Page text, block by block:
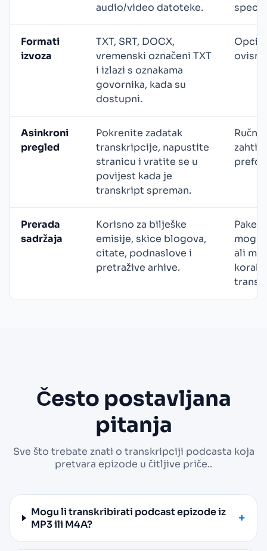
audio/video datoteke.
Formati
izvoza
TXT, SRT, DOCX,
vremenski označeni TXT
i izlazi s oznakama
govornika, kada su
dostupni.
Asinkroni
pregled
Pokrenite zadatak
transkripcije, napustite
stranicu i vratite se u
povijest kada je
transkript spreman.
Ručni
Prerada
sadržaja
Korisno za bilješke
emisije, skice blogova,
citate, podnaslove i
pretražive arhive.
Paketi
mogu
ali
Često postavljana
pitanja
Sve što trebate znati o transkripciji podcasta koja
pretvara epizode u čitljive priče..
Mogu li transkribirati podcast epizode iz
MP3 ili M4A?